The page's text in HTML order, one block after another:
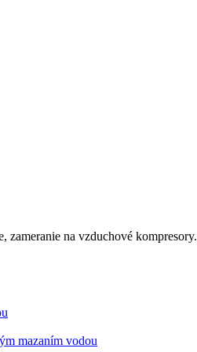
zameranie na vzduchové kompresory.
mazaním vodou